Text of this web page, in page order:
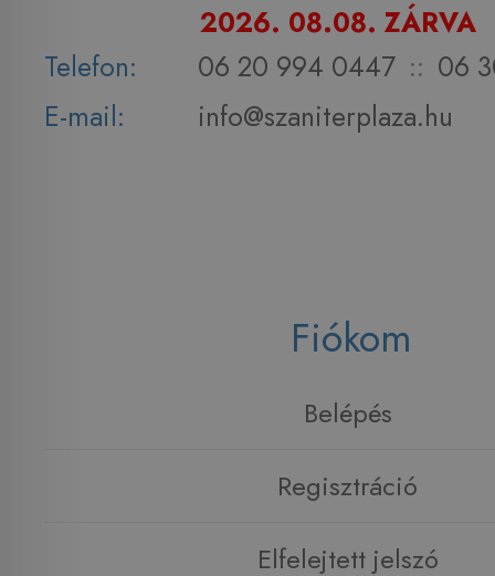
2026. 08.08. ZÁRVA
Telefon:
06 20 994 0447 :: 06
E-mail:
info@szaniterplaza.hu
Fiókom
Belépés
Regisztráció
Elfelejtett jelszó